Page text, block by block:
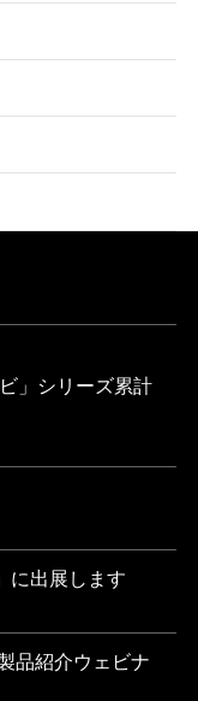
」シリーズ累計
に出展します
品紹介ウェビナ